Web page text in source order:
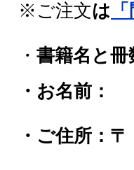
※ご注文は
・ 書籍名と冊
・お名前：
・ご住所：〒